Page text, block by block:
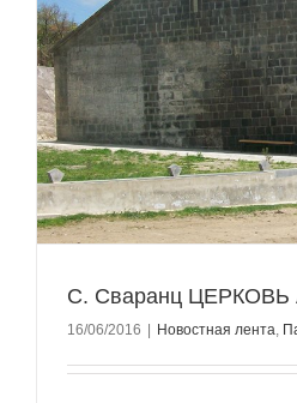
С. Сваранц
16/06/2016 | Новостная лента